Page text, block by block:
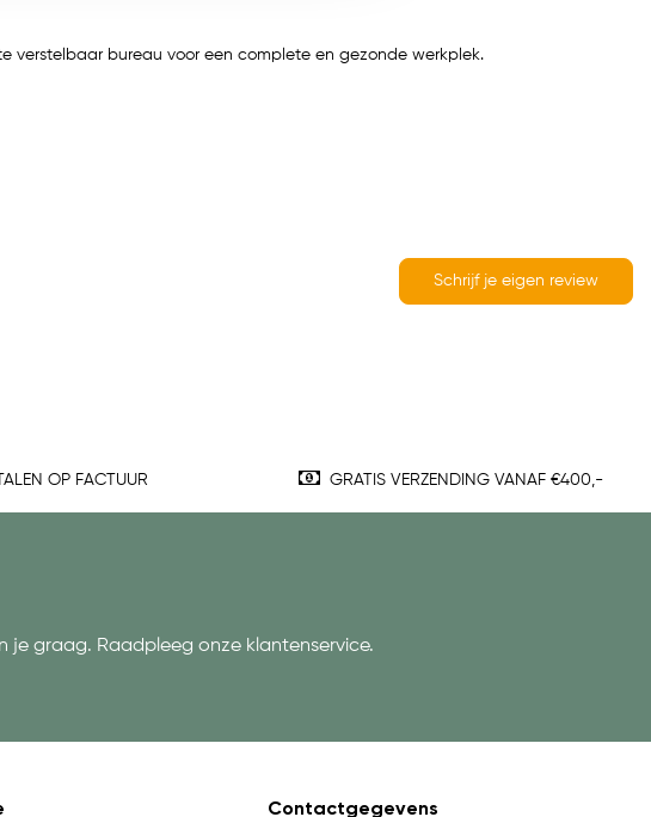
verstelbaar bureau voor een complete en gezonde werkplek.
Schrijf je eigen review
OP FACTUUR GRATIS VERZENDING VANAF €400,-
je graag. Raadpleeg onze klantenservice.
Contactgegevens